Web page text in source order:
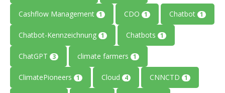
Cashflow Management 1 CDO 1 Chatbot 1
Chatbot-Kennzeichnung 1 Chatbots 1
ChatGPT 3 climate farmers 1
ClimatePioneers 1 Cloud 4 CNNCTD 1